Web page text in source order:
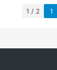
1 / 2 1